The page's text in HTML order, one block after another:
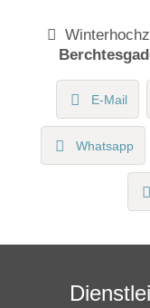
E-Mail
Whatsapp